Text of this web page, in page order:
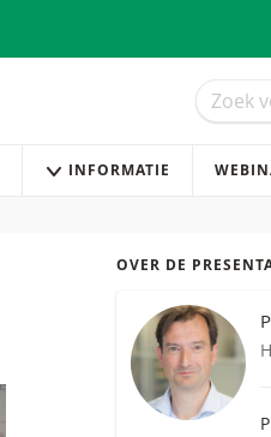
Zoek
INFORMATIE
OVER DE